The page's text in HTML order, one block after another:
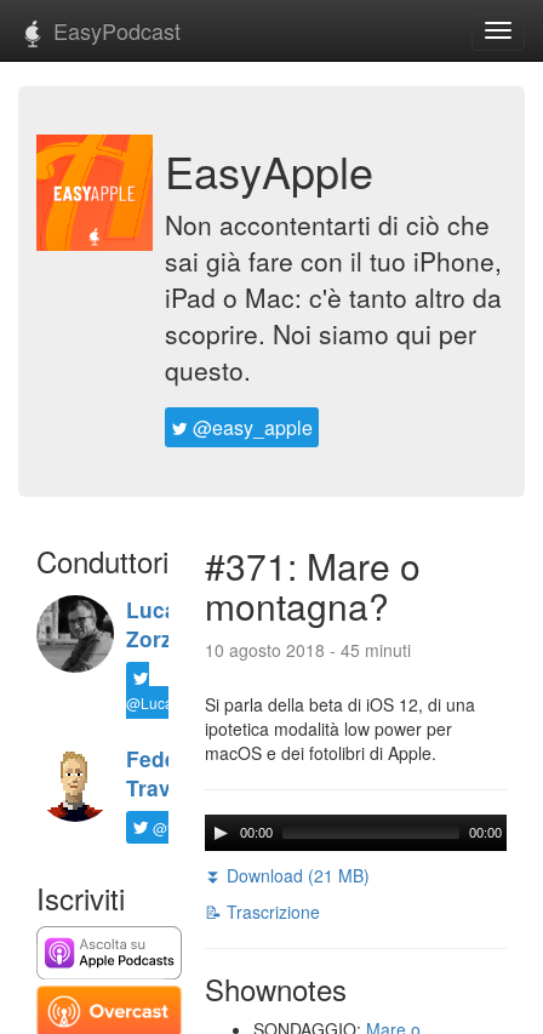
EasyPodcast
EasyApple
Non accontentarti di ciò che
sai già fare con il tuo iPhone,
iPad o Mac: c'è tanto altro da
scoprire. Noi siamo qui per
questo.
@easy_apple
Conduttori
Luca
Zorzi
@LucaTNT
Federico
Travaini
@ftrava
Iscriviti
#371: Mare o
montagna?
10 agosto 2018 - 45 minuti
Si parla della beta di iOS 12, di una
ipotetica modalità low power per
macOS e dei fotolibri di Apple.
00:00 00:00
⏬ Download (21 MB)
📝 Trascrizione
Shownotes
SONDAGGIO: Mare o